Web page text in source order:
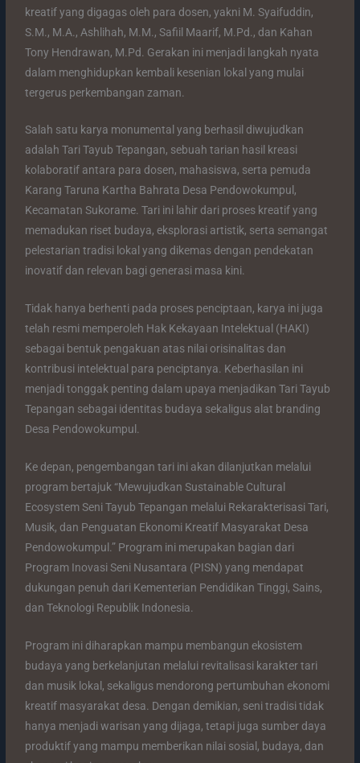
kreatif yang digagas oleh para dosen, yakni M. Syaifuddin,
S.M., M.A., Ashlihah, M.M., Safiil Maarif, M.Pd., dan Kahan
Tony Hendrawan, M.Pd. Gerakan ini menjadi langkah nyata
dalam menghidupkan kembali kesenian lokal yang mulai
tergerus perkembangan zaman.
Salah satu karya monumental yang berhasil diwujudkan
adalah Tari Tayub Tepangan, sebuah tarian hasil kreasi
kolaboratif antara para dosen, mahasiswa, serta pemuda
Karang Taruna Kartha Bahrata Desa Pendowokumpul,
Kecamatan Sukorame. Tari ini lahir dari proses kreatif yang
memadukan riset budaya, eksplorasi artistik, serta semangat
pelestarian tradisi lokal yang dikemas dengan pendekatan
inovatif dan relevan bagi generasi masa kini.
Tidak hanya berhenti pada proses penciptaan, karya ini juga
telah resmi memperoleh Hak Kekayaan Intelektual (HAKI)
sebagai bentuk pengakuan atas nilai orisinalitas dan
kontribusi intelektual para penciptanya. Keberhasilan ini
menjadi tonggak penting dalam upaya menjadikan Tari Tayub
Tepangan sebagai identitas budaya sekaligus alat branding
Desa Pendowokumpul.
Ke depan, pengembangan tari ini akan dilanjutkan melalui
program bertajuk “Mewujudkan Sustainable Cultural
Ecosystem Seni Tayub Tepangan melalui Rekarakterisasi Tari,
Musik, dan Penguatan Ekonomi Kreatif Masyarakat Desa
Pendowokumpul.” Program ini merupakan bagian dari
Program Inovasi Seni Nusantara (PISN) yang mendapat
dukungan penuh dari Kementerian Pendidikan Tinggi, Sains,
dan Teknologi Republik Indonesia.
Program ini diharapkan mampu membangun ekosistem
budaya yang berkelanjutan melalui revitalisasi karakter tari
dan musik lokal, sekaligus mendorong pertumbuhan ekonomi
kreatif masyarakat desa. Dengan demikian, seni tradisi tidak
hanya menjadi warisan yang dijaga, tetapi juga sumber daya
produktif yang mampu memberikan nilai sosial, budaya, dan